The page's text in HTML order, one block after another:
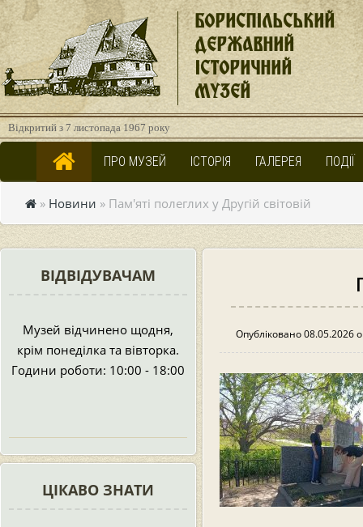
БОРИСПІЛЬСЬКИЙ
ДЕРЖАВНИЙ
ІСТОРИЧНИЙ
МУЗЕЙ
Відкритий з 7 листопада 1967 року
ПРО МУЗЕЙ ІСТОРІЯ ГАЛЕРЕЯ ПОДІЇ
» Новини » Пам'яті полеглих у Другій світовій
ВІДВІДУВАЧАМ
Музей відчинено щодня,
крім понеділка та вівторка.
Години роботи: 10:00 - 18:00
ЦІКАВО ЗНАТИ
Опубліковано 08.05.2026